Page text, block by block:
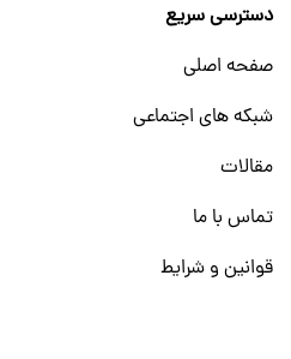
دسترسی سریع
صفحه اصلی
شبکه های اجتماعی
مقالات
تماس با ما
قوانین و شرایط